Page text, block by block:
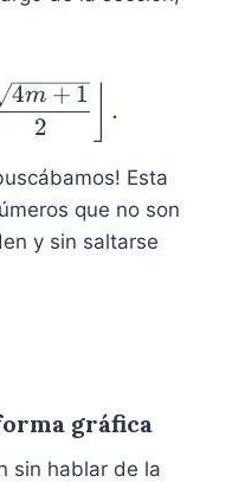
= m +
2
4m + 1
.
Esta
que no son
y sin saltarse
gráfica
sin hablar de la